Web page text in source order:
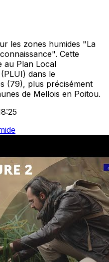
les zones humides "La
Cette
au Plan Local
dans le
(79), plus précisément
de Mellois en Poitou.